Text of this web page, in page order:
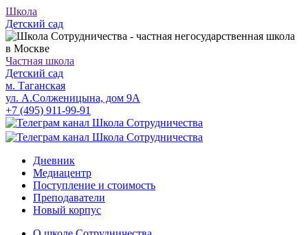
Школа
Детский сад
Частная школа
Детский сад
м. Таганская
ул. А.Солженицына, дом 9А
+7 (495) 911-99-91
Дневник
Медиацентр
Поступление и стоимость
Преподаватели
Новый корпус